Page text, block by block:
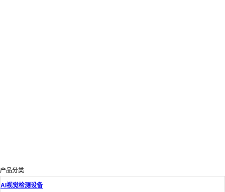
产品分类
AI视觉检测设备